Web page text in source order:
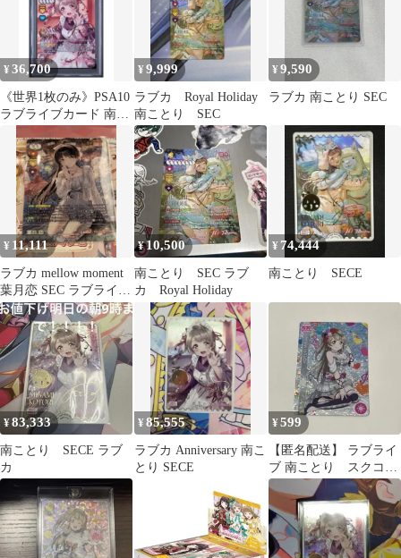
¥36,700
《世界1枚のみ》PSA10
ラブライブカード 南こ
とり SEC サインカード
¥9,999
ラブカ Royal Holiday
南ことり SEC
¥9,590
ラブカ 南ことり SEC
¥ 11,111
ラブカ mellow moment
葉月恋 SEC ラブライブ
Liella
¥10,500
南ことり SEC ラブ
カ Royal Holiday
¥ 74,444
南ことり SECE
¥83,333
南ことり SECE ラブ
カ
¥85,555
ラブカ Anniversary 南こ
とり SECE
¥599
【匿名配送】 ラブライ
ブ 南ことり スクコ
レ カード SR